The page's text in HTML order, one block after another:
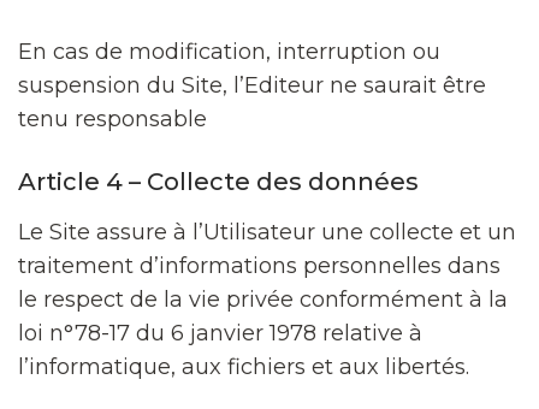
En cas de modification, interruption ou
suspension du Site, l’Editeur ne saurait être
tenu responsable
Article 4 – Collecte des données
Le Site assure à l’Utilisateur une collecte et un
traitement d’informations personnelles dans
le respect de la vie privée conformément à la
loi n°78-17 du 6 janvier 1978 relative à
l’informatique, aux fichiers et aux libertés.